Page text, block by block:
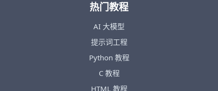
热门教程
AI 大模型
提示词工程
Python 教程
C 教程
HTML 教程